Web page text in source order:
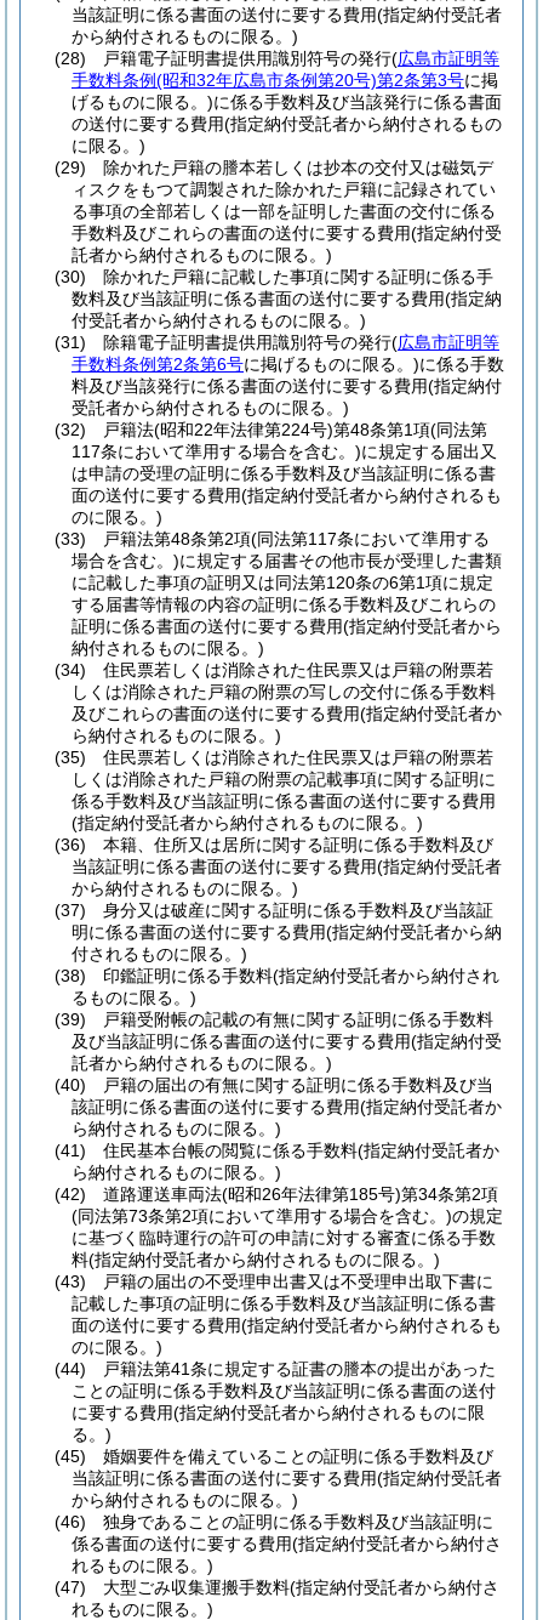
当該証明に係る書面の送付に要する費用(指定納付受託者
から納付されるものに限る。)
(28)
戸籍電子証明書提供用識別符号の発行(広島市証明等
手数料条例(昭和32年広島市条例第20号)第2条第3号に掲
げるものに限る。)に係る手数料及び当該発行に係る書面
の送付に要する費用(指定納付受託者から納付されるもの
に限る。)
(29)
除かれた戸籍の謄本若しくは抄本の交付又は磁気デ
ィスクをもつて調製された除かれた戸籍に記録されてい
る事項の全部若しくは一部を証明した書面の交付に係る
手数料及びこれらの書面の送付に要する費用(指定納付受
託者から納付されるものに限る。)
(30)
除かれた戸籍に記載した事項に関する証明に係る手
数料及び当該証明に係る書面の送付に要する費用(指定納
付受託者から納付されるものに限る。)
(31)
除籍電子証明書提供用識別符号の発行(広島市証明等
手数料条例第2条第6号に掲げるものに限る。)に係る手数
料及び当該発行に係る書面の送付に要する費用(指定納付
受託者から納付されるものに限る。)
(32)
戸籍法(昭和22年法律第224号)第48条第1項(同法第
117条において準用する場合を含む。)に規定する届出又
は申請の受理の証明に係る手数料及び当該証明に係る書
面の送付に要する費用(指定納付受託者から納付されるも
のに限る。)
(33)
戸籍法第48条第2項(同法第117条において準用する
場合を含む。)に規定する届書その他市長が受理した書類
に記載した事項の証明又は同法第120条の6第1項に規定
する届書等情報の内容の証明に係る手数料及びこれらの
証明に係る書面の送付に要する費用(指定納付受託者から
納付されるものに限る。)
(34)
住民票若しくは消除された住民票又は戸籍の附票若
しくは消除された戸籍の附票の写しの交付に係る手数料
及びこれらの書面の送付に要する費用(指定納付受託者か
ら納付されるものに限る。)
(35)
住民票若しくは消除された住民票又は戸籍の附票若
しくは消除された戸籍の附票の記載事項に関する証明に
係る手数料及び当該証明に係る書面の送付に要する費用
(指定納付受託者から納付されるものに限る。)
(36)
本籍、住所又は居所に関する証明に係る手数料及び
当該証明に係る書面の送付に要する費用(指定納付受託者
から納付されるものに限る。)
(37)
身分又は破産に関する証明に係る手数料及び当該証
明に係る書面の送付に要する費用(指定納付受託者から納
付されるものに限る。)
(38)
印鑑証明に係る手数料(指定納付受託者から納付され
るものに限る。)
(39)
戸籍受附帳の記載の有無に関する証明に係る手数料
及び当該証明に係る書面の送付に要する費用(指定納付受
託者から納付されるものに限る。)
(40)
戸籍の届出の有無に関する証明に係る手数料及び当
該証明に係る書面の送付に要する費用(指定納付受託者か
ら納付されるものに限る。)
(41)
住民基本台帳の閲覧に係る手数料(指定納付受託者か
ら納付されるものに限る。)
(42)
道路運送車両法(昭和26年法律第185号)第34条第2項
(同法第73条第2項において準用する場合を含む。)の規定
に基づく臨時運行の許可の申請に対する審査に係る手数
料(指定納付受託者から納付されるものに限る。)
(43)
戸籍の届出の不受理申出書又は不受理申出取下書に
記載した事項の証明に係る手数料及び当該証明に係る書
面の送付に要する費用(指定納付受託者から納付されるも
のに限る。)
(44)
戸籍法第41条に規定する証書の謄本の提出があった
ことの証明に係る手数料及び当該証明に係る書面の送付
に要する費用(指定納付受託者から納付されるものに限
る。)
(45)
婚姻要件を備えていることの証明に係る手数料及び
当該証明に係る書面の送付に要する費用(指定納付受託者
から納付されるものに限る。)
(46)
独身であることの証明に係る手数料及び当該証明に
係る書面の送付に要する費用(指定納付受託者から納付さ
れるものに限る。)
(47)
大型ごみ収集運搬手数料(指定納付受託者から納付さ
れるものに限る。)